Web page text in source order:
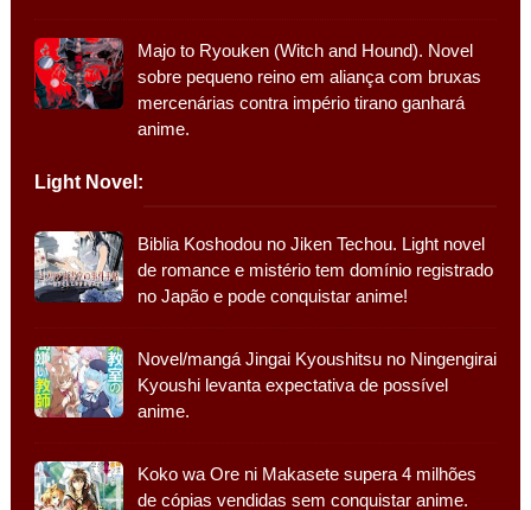
Majo to Ryouken (Witch and Hound). Novel
sobre pequeno reino em aliança com bruxas
mercenárias contra império tirano ganhará
anime.
Light Novel:
Biblia Koshodou no Jiken Techou. Light novel
de romance e mistério tem domínio registrado
no Japão e pode conquistar anime!
Novel/mangá Jingai Kyoushitsu no Ningengirai
Kyoushi levanta expectativa de possível
anime.
Koko wa Ore ni Makasete supera 4 milhões
de cópias vendidas sem conquistar anime.